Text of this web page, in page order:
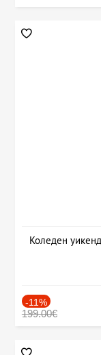
Коледен
-11%
199.00€